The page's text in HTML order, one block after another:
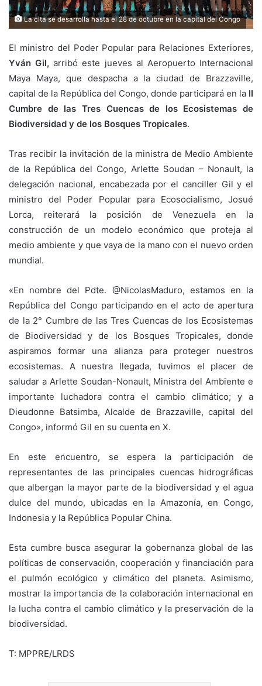
La cita se desarrolla hasta el 28 de octubre en la capital del Congo
El ministro del Poder Popular para Relaciones Exteriores,
Yván Gil, arribó este jueves al Aeropuerto Internacional
Maya Maya, que despacha a la ciudad de Brazzaville,
capital de la República del Congo, donde participará en la II
Cumbre de las Tres Cuencas de los Ecosistemas de
Biodiversidad y de los Bosques Tropicales.
Tras recibir la invitación de la ministra de Medio Ambiente
de la República del Congo, Arlette Soudan – Nonault, la
delegación nacional, encabezada por el canciller Gil y el
ministro del Poder Popular para Ecosocialismo, Josué
Lorca, reiterará la posición de Venezuela en la
construcción de un modelo económico que proteja al
medio ambiente y que vaya de la mano con el nuevo orden
mundial.
«En nombre del Pdte. @NicolasMaduro, estamos en la
República del Congo participando en el acto de apertura
de la 2° Cumbre de las Tres Cuencas de los Ecosistemas
de Biodiversidad y de los Bosques Tropicales, donde
aspiramos formar una alianza para proteger nuestros
ecosistemas. A nuestra llegada, tuvimos el placer de
saludar a Arlette Soudan-Nonault, Ministra del Ambiente e
importante luchadora contra el cambio climático; y a
Dieudonne Batsimba, Alcalde de Brazzaville, capital del
Congo», informó Gil en su cuenta en X.
En este encuentro, se espera la participación de
representantes de las principales cuencas hidrográficas
que albergan la mayor parte de la biodiversidad y el agua
dulce del mundo, ubicadas en la Amazonía, en Congo,
Indonesia y la República Popular China.
Esta cumbre busca asegurar la gobernanza global de las
políticas de conservación, cooperación y financiación para
el pulmón ecológico y climático del planeta. Asimismo,
mostrar la importancia de la colaboración internacional en
la lucha contra el cambio climático y la preservación de la
biodiversidad.
T: MPPRE/LRDS